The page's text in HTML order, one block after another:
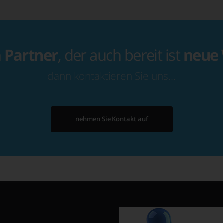
Partner, der auch bereit ist neue
dann kontaktieren Sie uns…
nehmen Sie Kontakt auf